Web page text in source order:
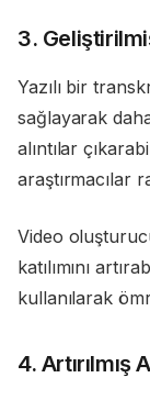
3.
Yazılı bir
sağlayarak
alıntılar
araştırmacılar
Video
katılımını
kullanılarak
4.